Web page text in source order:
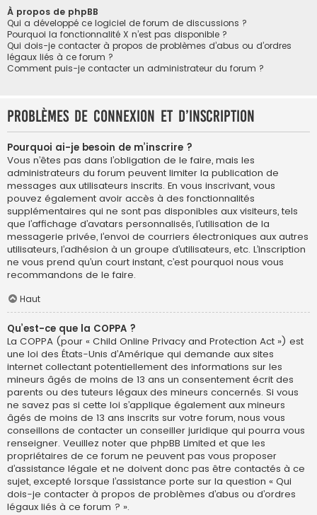
À propos de phpBB
Qui a développé ce logiciel de forum de discussions ?
Pourquoi la fonctionnalité X n’est pas disponible ?
Qui dois-je contacter à propos de problèmes d’abus ou d’ordres
légaux liés à ce forum ?
Comment puis-je contacter un administrateur du forum ?
Problèmes de connexion et d’inscription
Pourquoi ai-je besoin de m’inscrire ?
Vous n’êtes pas dans l’obligation de le faire, mais les
administrateurs du forum peuvent limiter la publication de
messages aux utilisateurs inscrits. En vous inscrivant, vous
pouvez également avoir accès à des fonctionnalités
supplémentaires qui ne sont pas disponibles aux visiteurs, tels
que l’affichage d’avatars personnalisés, l’utilisation de la
messagerie privée, l’envoi de courriers électroniques aux autres
utilisateurs, l’adhésion à un groupe d’utilisateurs, etc. L’inscription
ne vous prend qu’un court instant, c’est pourquoi nous vous
recommandons de le faire.
Haut
Qu’est-ce que la COPPA ?
La COPPA (pour « Child Online Privacy and Protection Act ») est
une loi des États-Unis d’Amérique qui demande aux sites
internet collectant potentiellement des informations sur les
mineurs âgés de moins de 13 ans un consentement écrit des
parents ou des tuteurs légaux des mineurs concernés. Si vous
ne savez pas si cette loi s’applique également aux mineurs
âgés de moins de 13 ans inscrits sur votre forum, nous vous
conseillons de contacter un conseiller juridique qui pourra vous
renseigner. Veuillez noter que phpBB Limited et que les
propriétaires de ce forum ne peuvent pas vous proposer
d’assistance légale et ne doivent donc pas être contactés à ce
sujet, excepté lorsque l’assistance porte sur la question « Qui
dois-je contacter à propos de problèmes d’abus ou d’ordres
légaux liés à ce forum ? ».